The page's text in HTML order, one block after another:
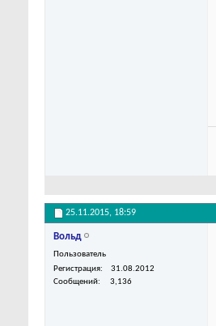
25.11.2015, 18:59
Вольд
Пользователь
Регистрация
31.08.2012
Сообщений
3,136